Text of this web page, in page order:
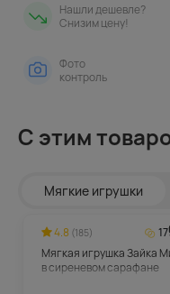
Нашли дешевле?
Снизим цену!
Фото
контроль
С этим
Мягкие игрушки
4.8 (185)
Мягкая игрушка Зайка
в сиреневом сарафане